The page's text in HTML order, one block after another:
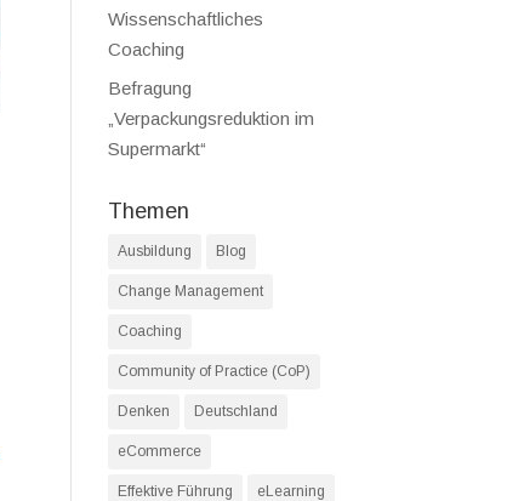
Wissenschaftliches
Coaching
Befragung
„Verpackungsreduktion im
Supermarkt“
Themen
Ausbildung Blog
Change Management
Coaching
Community of Practice (CoP)
Denken Deutschland
eCommerce
Effektive Führung eLearning